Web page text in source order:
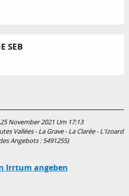
SEB
November 2021 Um 17:13
Vallées - La Grave - La Clarée - L'Izoard
Angebots :5491255)
Irrtum angeben